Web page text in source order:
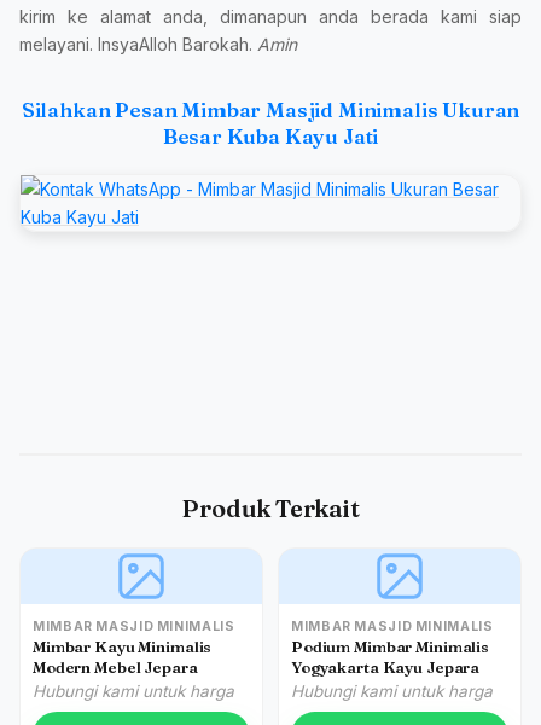
kirim ke alamat anda, dimanapun anda berada kami siap
melayani. InsyaAlloh Barokah. Amin
Silahkan Pesan Mimbar Masjid Minimalis Ukuran
Besar Kuba Kayu Jati
Produk Terkait
MIMBAR MASJID MINIMALIS
Mimbar Kayu Minimalis
Modern Mebel Jepara
Hubungi kami untuk harga
MIMBAR MASJID MINIMALIS
Podium Mimbar Minimalis
Yogyakarta Kayu Jepara
Hubungi kami untuk harga